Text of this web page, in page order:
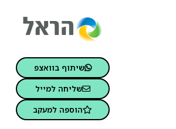
שיתוף בוואצפ
שליחה למייל
הוספה למעקב